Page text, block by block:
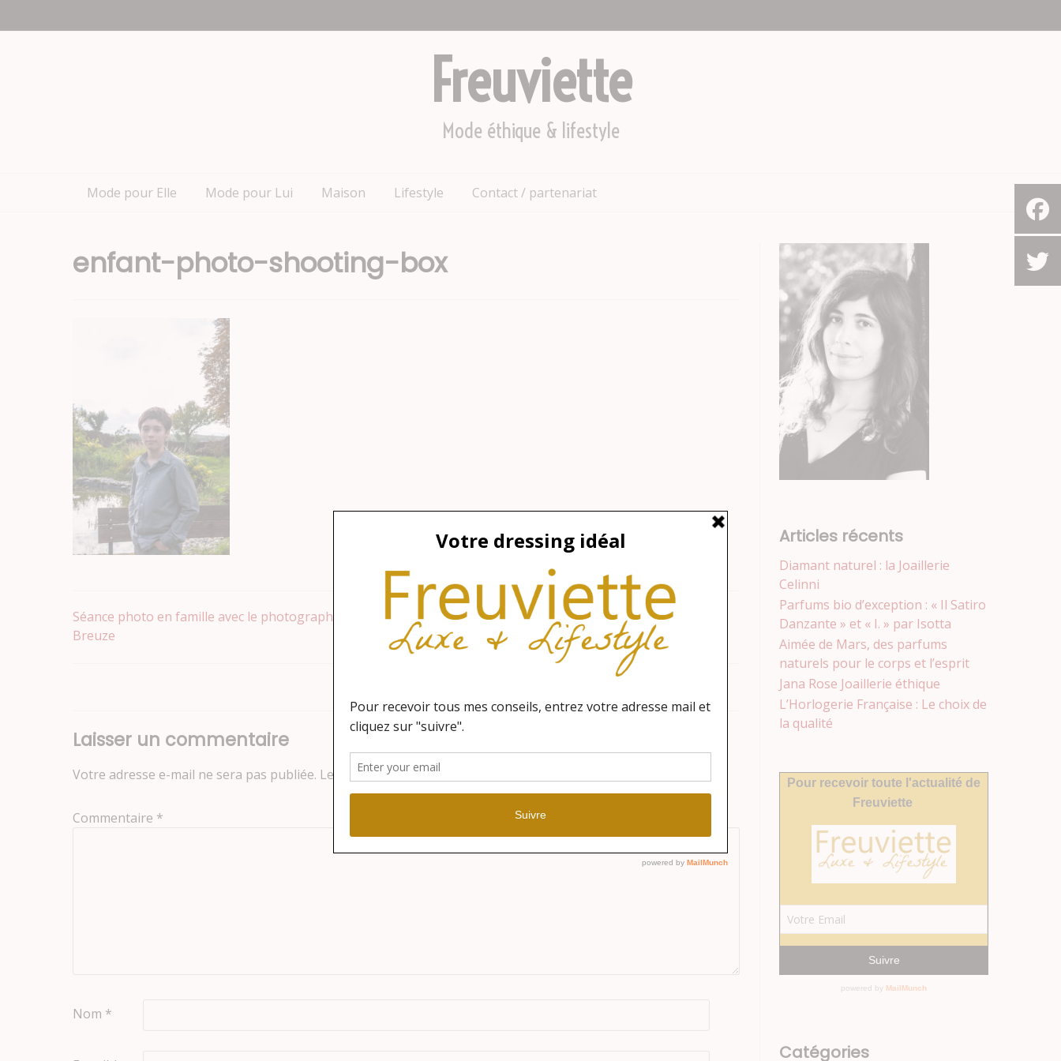
au
Freuviette
Mode éthique & lifestyle
Mode pour Elle Mode pour Lui Maison Lifestyle Contact / partenariat
enfant-photo-shooting-box
Navigation
Séance photo en famille avec le photographe Xavier
Breuze
Laisser un commentaire
Votre adresse e-mail ne sera pas publiée. Les champs obligatoires sont indiqués avec
Commentaire *
Nom *
Articles récents
Diamant naturel : la Joaillerie
Celinni
Parfums bio d’exception : « Il Satiro
Danzante » et « I. » par Isotta
Aimée de Mars, des parfums
naturels pour le corps et l’esprit
Jana Rose Joaillerie éthique
L’Horlogerie Française : Le choix de
la qualité
Catégories